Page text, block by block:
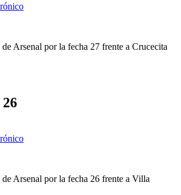
Arsenal por la fecha 27 frente a Crucecita
Arsenal por la fecha 26 frente a Villa